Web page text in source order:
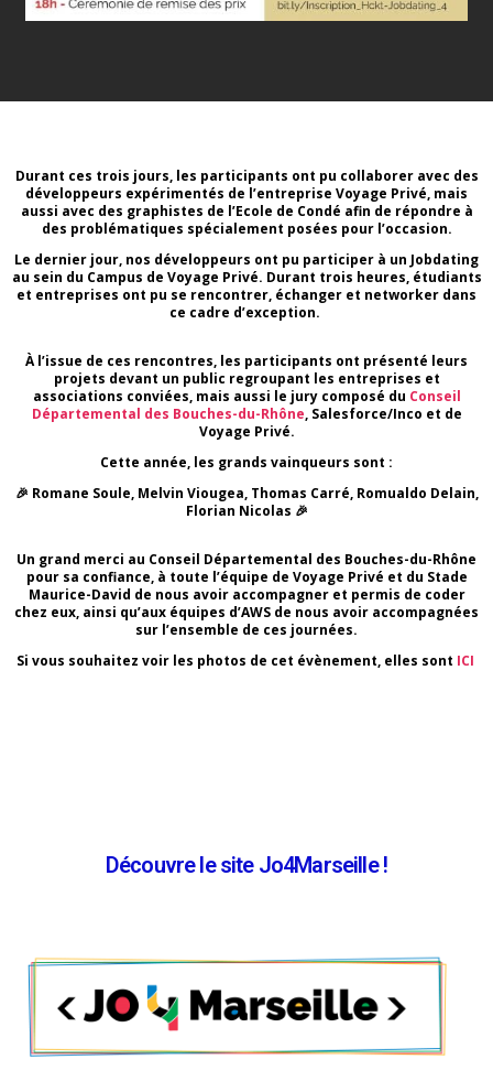
Durant ces trois jours, les participants ont pu collaborer avec des
développeurs expérimentés de l’entreprise Voyage Privé, mais
aussi avec des graphistes de l’Ecole de Condé afin de répondre à
des problématiques spécialement posées pour l’occasion.
Le dernier jour, nos développeurs ont pu participer à un Jobdating
au sein du Campus de Voyage Privé. Durant trois heures, étudiants
et entreprises ont pu se rencontrer, échanger et networker dans
ce cadre d’exception.
À l’issue de ces rencontres, les participants ont présenté leurs
projets devant un public regroupant les entreprises et
associations conviées, mais aussi le jury composé du Conseil
Départemental des Bouches-du-Rhône, Salesforce/Inco et de
Voyage Privé.
Cette année, les grands vainqueurs sont :
🎉 Romane Soule, Melvin Viougea, Thomas Carré, Romualdo Delain,
Florian Nicolas 🎉
Un grand merci au Conseil Départemental des Bouches-du-Rhône
pour sa confiance, à toute l’équipe de Voyage Privé et du Stade
Maurice-David de nous avoir accompagner et permis de coder
chez eux, ainsi qu’aux équipes d’AWS de nous avoir accompagnées
sur l’ensemble de ces journées.
Si vous souhaitez voir les photos de cet évènement, elles sont ICI
Découvre le site Jo4Marseille !